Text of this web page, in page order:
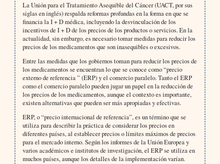
La Unión para el Tratamiento Asequible del Cáncer (UACT, por sus
siglas en inglés) respalda reformas profundas en la forma en que se
financia la I + D médica, incluyendo la desvinculación de los
incentivos de I + D de los precios de los productos o servicios. En la
actualidad, sin embargo, es necesario tomar medidas para reducir los
precios de los medicamentos que son inasequibles o excesivos.
Entre las medidas que los gobiernos toman para reducir los precios de
los medicamentos se encuentran lo que se conoce como “precio
externo de referencia ” (ERP) y el comercio paralelo. Tanto el ERP
como el comercio paralelo pueden jugar un papel en la reducción de
los precios de los medicamentos, aunque el contexto es importante,
existen alternativas que pueden ser más apropiadas y efectivas.
ERP, o “precio internacional de referencia”, es un término que se
utiliza para describir la práctica de considerar los precios en
diferentes países, al establecer precios o límites máximos de precios
para el mercado interno. Según los informes de la Unión Europea y
varios académicos e institutos de investigación, el ERP se utiliza en
muchos países, aunque los detalles de la implementación varían.